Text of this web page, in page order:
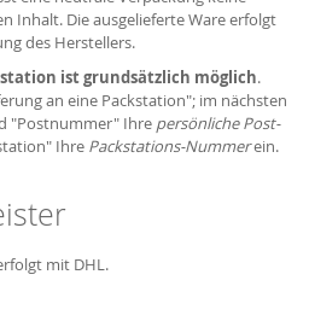
Inhalt. Die ausgelieferte Ware erfolgt
des Herstellers.
ist grundsätzlich möglich.
an eine Packstation"; im nächsten
"Postnummer" Ihre persönliche Post-
Ihre Packstations-Nummerein.
mit DHL.